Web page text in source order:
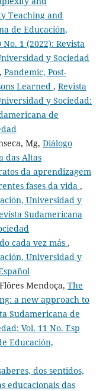
Teaching and
de Educación,
1 (2022): Revista
y Sociedad
Pandemic, Post-
Learned , Revista
y Sociedad:
de
Mg, Diálogo
das Altas
da aprendizagem
fases da vida ,
Universidad y
Sudamericana
cada vez más ,
Universidad y
Mendoça, The
a new approach to
Sudamericana de
Vol. 11 No. Esp
Educación,
dos sentidos,
educacionais das